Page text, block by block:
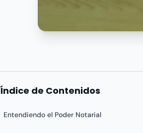
Índice de Contenidos
Entendiendo el Poder Notarial